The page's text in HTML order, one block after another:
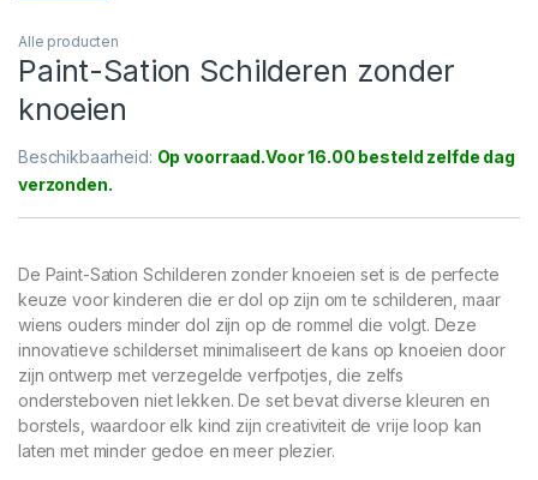
Alle producten
Paint-Sation Schilderen zonder
knoeien
Beschikbaarheid: Op voorraad
De Paint-Sation Schilderen zonder knoeien set is de perfecte
keuze voor kinderen die er dol op zijn om te schilderen, maar
wiens ouders minder dol zijn op de rommel die volgt. Deze
innovatieve schilderset minimaliseert de kans op knoeien door
zijn ontwerp met verzegelde verfpotjes, die zelfs
ondersteboven niet lekken. De set bevat diverse kleuren en
borstels, waardoor elk kind zijn creativiteit de vrije loop kan
laten met minder gedoe en meer plezier.